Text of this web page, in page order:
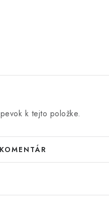
k tejto položke.